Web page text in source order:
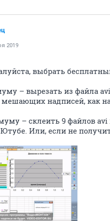
2019
выбрать
– вырезать из файла
надписей, как на
– склеить 9 файлов
Или, если не